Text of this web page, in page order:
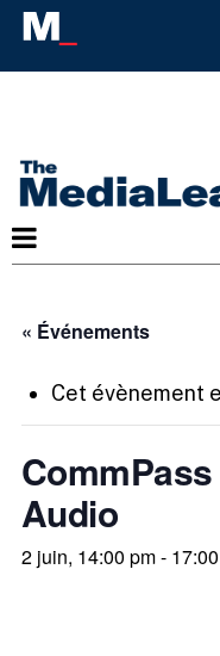
« Événements
Cet évènement
Audio
2 juin, 14:00 pm-